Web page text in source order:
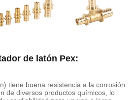
de latón Pex:
tiene buena resistencia a la corrosión
de diversos productos químicos, lo